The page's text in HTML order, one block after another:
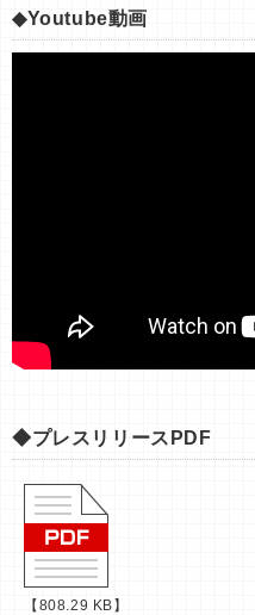
◆Youtube動画
ラーメンEXPO 過去開催動画
◆プレスリリースPDF
【808.29 KB】